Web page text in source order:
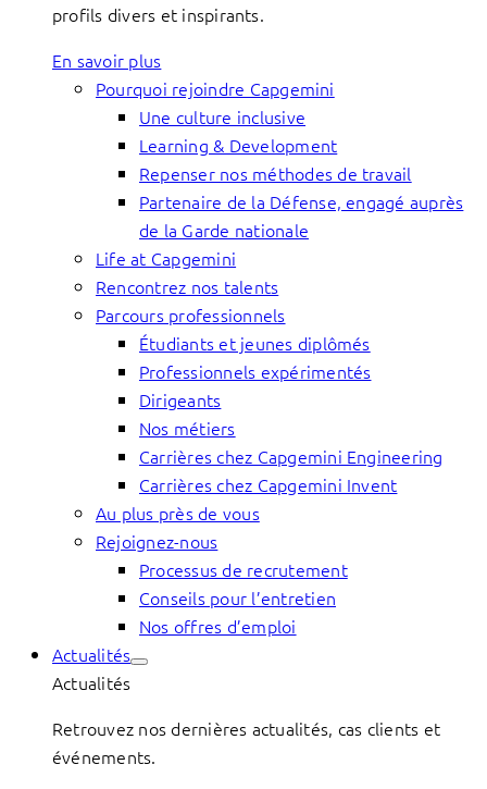
profils divers et inspirants.
En savoir plus
Pourquoi rejoindre Capgemini
Une culture inclusive
Learning & Development
Repenser nos méthodes de travail
Partenaire de la Défense, engagé auprès
de la Garde nationale
Life at Capgemini
Rencontrez nos talents
Parcours professionnels
Étudiants et jeunes diplômés
Professionnels expérimentés
Dirigeants
Nos métiers
Carrières chez Capgemini Engineering
Carrières chez Capgemini Invent
Au plus près de vous
Rejoignez-nous
Processus de recrutement
Conseils pour l’entretien
Nos offres d’emploi
Actualités
Actualités
Retrouvez nos dernières actualités, cas clients et
événements.